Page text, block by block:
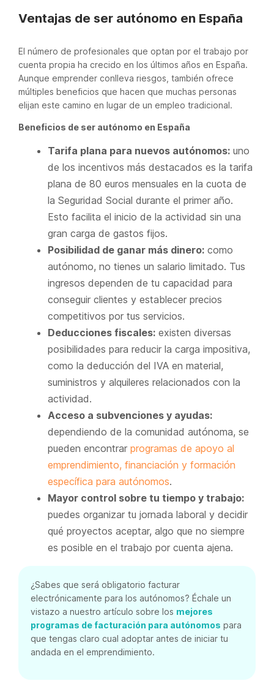
Ventajas de ser autónomo en España
El número de profesionales que optan por el trabajo por
cuenta propia ha crecido en los últimos años en España.
Aunque emprender conlleva riesgos, también ofrece
múltiples beneficios que hacen que muchas personas
elijan este camino en lugar de un empleo tradicional.
Beneficios de ser autónomo en España
Tarifa plana para nuevos autónomos: uno
de los incentivos más destacados es la tarifa
plana de 80 euros mensuales en la cuota de
la Seguridad Social durante el primer año.
Esto facilita el inicio de la actividad sin una
gran carga de gastos fijos.
Posibilidad de ganar más dinero: como
autónomo, no tienes un salario limitado. Tus
ingresos dependen de tu capacidad para
conseguir clientes y establecer precios
competitivos por tus servicios.
Deducciones fiscales: existen diversas
posibilidades para reducir la carga impositiva,
como la deducción del IVA en material,
suministros y alquileres relacionados con la
actividad.
Acceso a subvenciones y ayudas:
dependiendo de la comunidad autónoma, se
pueden encontrar programas de apoyo al
emprendimiento, financiación y formación
específica para autónomos.
Mayor control sobre tu tiempo y trabajo:
puedes organizar tu jornada laboral y decidir
qué proyectos aceptar, algo que no siempre
es posible en el trabajo por cuenta ajena.
¿Sabes que será obligatorio facturar
electrónicamente para los autónomos? Échale un
vistazo a nuestro artículo sobre los mejores
programas de facturación para autónomos para
que tengas claro cual adoptar antes de iniciar tu
andada en el emprendimiento.